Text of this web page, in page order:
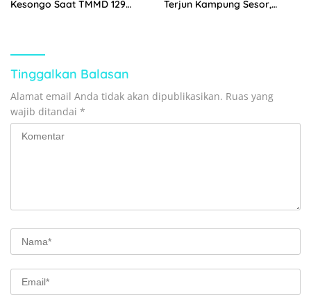
Kesongo Saat TMMD 129
Terjun Kampung Sesor,
Tinggalkan Balasan
Alamat email Anda tidak akan dipublikasikan. Ruas yang
wajib ditandai *